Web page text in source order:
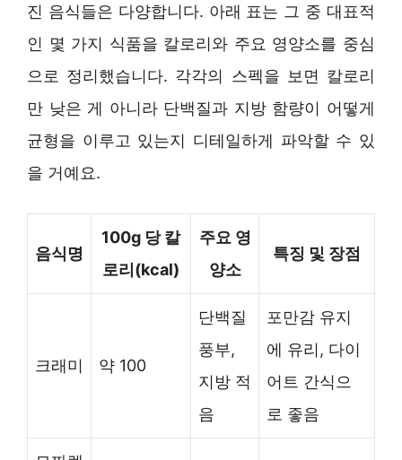
진 음식들은 다양합니다. 아래 표는 그 중 대표적
인 몇 가지 식품을 칼로리와 주요 영양소를 중심
으로 정리했습니다. 각각의 스펙을 보면 칼로리
만 낮은 게 아니라 단백질과 지방 함량이 어떻게
균형을 이루고 있는지 디테일하게 파악할 수 있
을 거예요.
음식명
100g 당 칼
로리(kcal)
주요 영
양소
특징 및 장점
크래미 약 100
단백질
풍부,
지방 적
음
포만감 유지
에 유리, 다이
어트 간식으
로 좋음